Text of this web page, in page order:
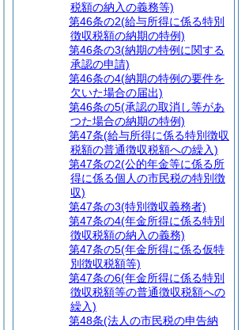
税額の納入の義務等)
第46条の2(給与所得に係る特別
徴収税額の納期の特例)
第46条の3(納期の特例に関する
承認の申請)
第46条の4(納期の特例の要件を
欠いた場合の届出)
第46条の5(承認の取消し等があ
つた場合の納期の特例)
第47条(給与所得に係る特別徴収
税額の普通徴収税額への繰入)
第47条の2(公的年金等に係る所
得に係る個人の市民税の特別徴
収)
第47条の3(特別徴収義務者)
第47条の4(年金所得に係る特別
徴収税額の納入の義務)
第47条の5(年金所得に係る仮特
別徴収税額等)
第47条の6(年金所得に係る特別
徴収税額等の普通徴収税額への
繰入)
第48条(法人の市民税の申告納